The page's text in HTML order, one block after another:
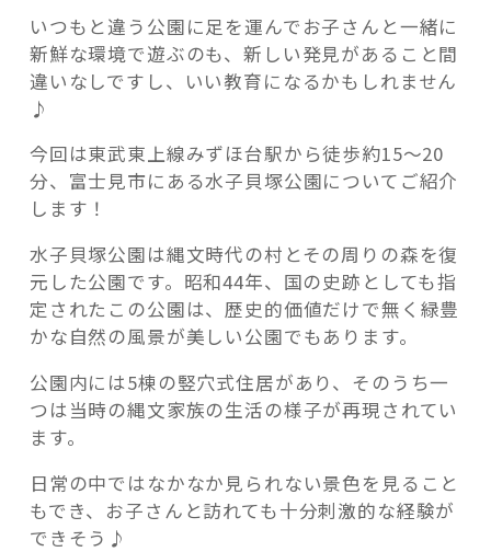
コーディネーター紹介
これからの暮らし 住み替え相談
記事検索
竪
穴
式
住
居
を
見
み
よ
う！
「水
子
貝
塚
公
園」”
の
いつもと違う公園に足を運んでお子さんと一緒に
新鮮な環境で遊ぶのも、新しい発見があること間
違いなしですし、いい教育になるかもしれません
♪
今回は東武東上線みずほ台駅から徒歩約15～20
分、富士見市にある水子貝塚公園についてご紹介
します！
水子貝塚公園は縄文時代の村とその周りの森を復
元した公園です。昭和44年、国の史跡としても指
定されたこの公園は、歴史的価値だけで無く緑豊
かな自然の風景が美しい公園でもあります。
公園内には5棟の竪穴式住居があり、そのうち一
つは当時の縄文家族の生活の様子が再現されてい
ます。
日常の中ではなかなか見られない景色を見ること
もでき、お子さんと訪れても十分刺激的な経験が
できそう♪